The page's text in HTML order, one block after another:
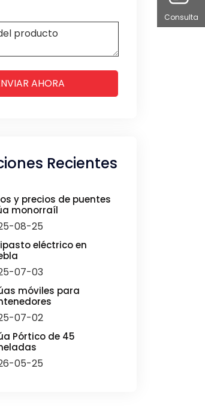
AHORA
Recientes
y precios de puentes
monorraíl
08-25
eléctrico en
07-03
móviles para
07-02
Pórtico de 45
05-25
Consulta